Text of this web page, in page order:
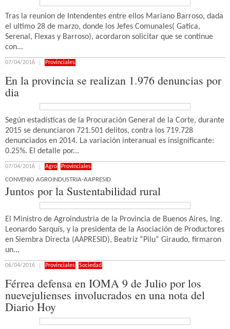
Tras la reunion de Intendentes entre ellos Mariano Barroso, dada
el ultimo 28 de marzo, donde los Jefes Comunales( Gatica,
Serenal, Flexas y Barroso), acordaron solicitar que se continue
con...
07/04/2016 Provinciales
En la provincia se realizan 1.976 denuncias por
dia
Según estadísticas de la Procuración General de la Corte, durante
2015 se denunciaron 721.501 delitos, contra los 719.728
denunciados en 2014. La variación interanual es insignificante:
0.25%. El detalle por...
07/04/2016 Agro, Provinciales
CONVENIO AGROINDUSTRIA-AAPRESID
Juntos por la Sustentabilidad rural
El Ministro de Agroindustria de la Provincia de Buenos Aires, Ing.
Leonardo Sarquís, y la presidenta de la Asociación de Productores
en Siembra Directa (AAPRESID), Beatriz “Pilu” Giraudo, firmaron
un...
06/04/2016 Provinciales, Sociedad
Férrea defensa en IOMA 9 de Julio por los
nuevejulienses involucrados en una nota del
Diario Hoy